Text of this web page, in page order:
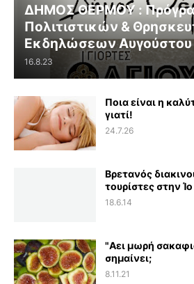
ΔΗΜΟΣ ΘΕΡΜΟΥ :
Πολιτιστικών &
Εκδηλώσεων
16.8.23
Ποια είναι η
γιατί!
24.7.26
Βρετανός
τουρίστες στην Ίο
18.6.14
"Αει μωρή
σημαίνει;
8.11.21